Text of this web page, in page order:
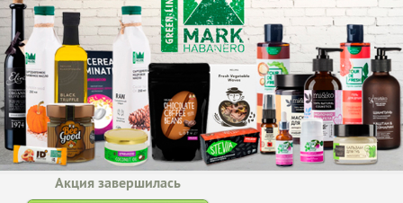
Акция завершилась